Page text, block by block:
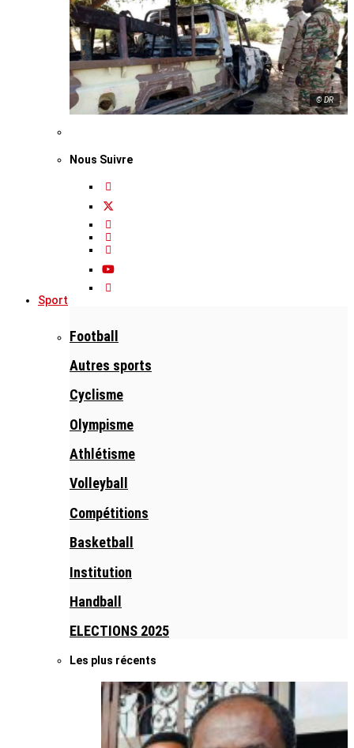
© DR
Nous Suivre
Sport
Football
Autres sports
Cyclisme
Olympisme
Athlétisme
Volleyball
Compétitions
Basketball
Institution
Handball
ELECTIONS 2025
Les plus récents